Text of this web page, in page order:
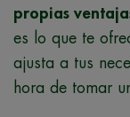
propias
es lo que te
ajusta a tus
hora de tomar